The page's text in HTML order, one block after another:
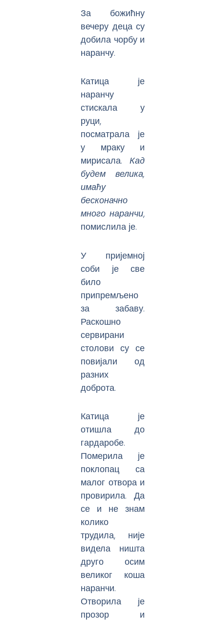
За божићну
вечеру деца су
добила чорбу и
наранчу.
Катица је
наранчу
стискала у
руци,
посматрала је
у мраку и
мирисала.Кад
будем велика,
имаћу
бесконачно
много наранчи,
помислила је.
У пријемној
соби је све
било
припремљено
за забаву.
Раскошно
сервирани
столови су се
повијали од
разних
доброта.
Катица је
отишла до
гардаробе.
Померила је
поклопац са
малог отвора и
провирила. Да
се и не знам
колико
трудила, није
видела ништа
друго осим
великог коша
наранчи.
Отворила је
прозор и